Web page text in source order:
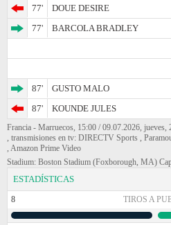
77'
DOUE DESIRE
77'
BARCOLA BRADLEY
87'
GUSTO MALO
87'
KOUNDE JULES
Francia - Marruecos, 15:00 / 09.07.2026,
, transmisiones en tv: DIRECTV Sports ,
, Amazon Prime Video
Stadium: Boston Stadium (Foxborough, MA)
ESTADÍSTICAS
8 TIROS A